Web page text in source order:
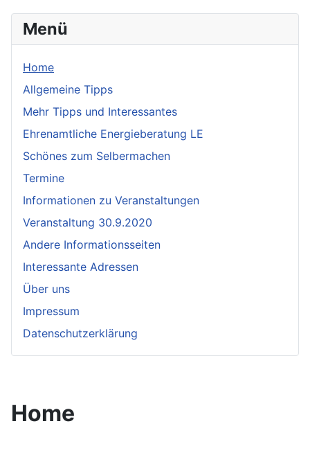
Menü
Home
Allgemeine Tipps
Mehr Tipps und Interessantes
Ehrenamtliche Energieberatung LE
Schönes zum Selbermachen
Termine
Informationen zu Veranstaltungen
Veranstaltung 30.9.2020
Andere Informationsseiten
Interessante Adressen
Über uns
Impressum
Datenschutzerklärung
Home